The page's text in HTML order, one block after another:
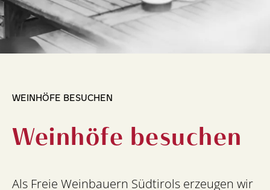
WEINHÖFE BESUCHEN
Weinhöfe besuchen
Als Freie Weinbauern Südtirols erzeugen wir